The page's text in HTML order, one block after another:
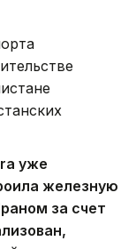
уже
железную
за счет